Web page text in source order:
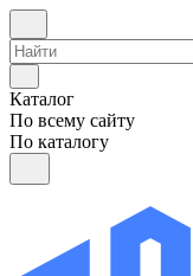
Каталог
По всему сайту
По каталогу